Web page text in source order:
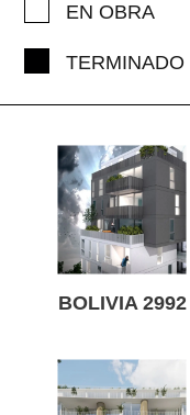
EN OBRA
TERMINADO
BOLIVIA 2992